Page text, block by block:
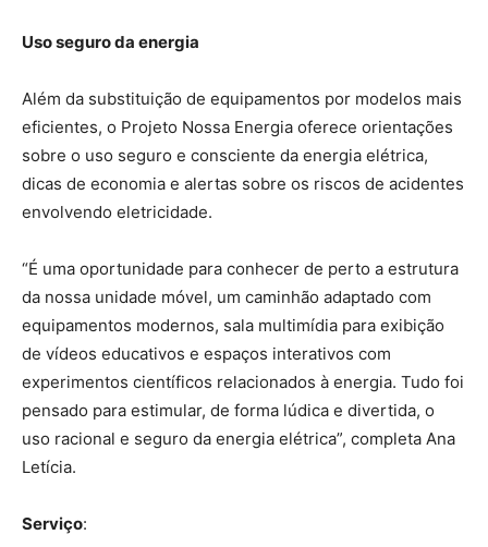
Uso seguro da energia
Além da substituição de equipamentos por modelos mais
eficientes, o Projeto Nossa Energia oferece orientações
sobre o uso seguro e consciente da energia elétrica,
dicas de economia e alertas sobre os riscos de acidentes
envolvendo eletricidade.
“É uma oportunidade para conhecer de perto a estrutura
da nossa unidade móvel, um caminhão adaptado com
equipamentos modernos, sala multimídia para exibição
de vídeos educativos e espaços interativos com
experimentos científicos relacionados à energia. Tudo foi
pensado para estimular, de forma lúdica e divertida, o
uso racional e seguro da energia elétrica”, completa Ana
Letícia.
Serviço: